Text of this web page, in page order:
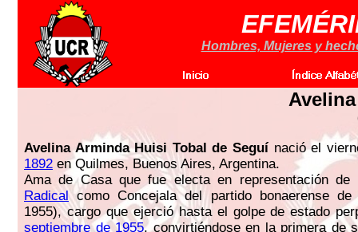
Hombres, Mujeres y
Avelina Arminda Huisi Tobal de Seguínació el
1892 en Quilmes, Buenos Aires, Argentina.
Ama de Casa que fue electa en representación
Radicalcomo Concejala del partido bonaerense de
1955), cargo que ejerció hasta el golpe de estado
septiembre de 1955, convirtiéndose en la primera de